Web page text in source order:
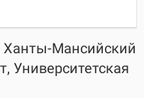
Ханты-Мансийский
Университетская